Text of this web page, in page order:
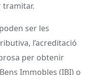
tramitar.
ser les
l’acreditació
per obtenir
Immobles (IBI) o